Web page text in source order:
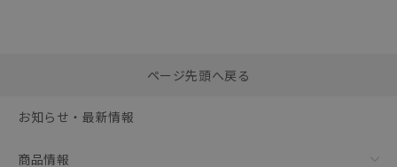
括ダウンロード
ページ先頭へ戻る
お知らせ・最新情報
商品情報